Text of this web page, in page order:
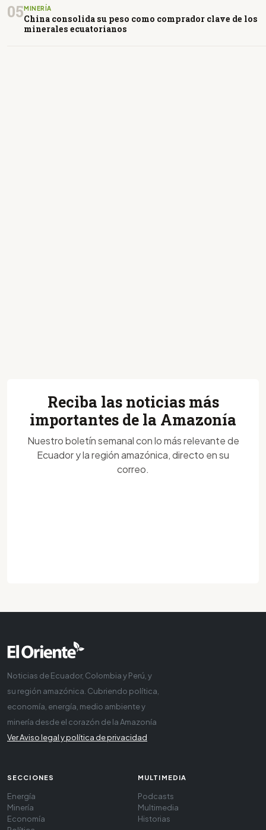
05 MINERÍA
China consolida su peso como comprador clave de los
minerales ecuatorianos
Reciba las noticias más
importantes de la Amazonía
Nuestro boletín semanal con lo más relevante de
Ecuador y la región amazónica, directo en su
correo.
Noticias de Ecuador, Colombia y Perú, y
su región amazónica. Cubriendo política,
economía, energía, medio ambiente y
minería desde el corazón de la Amazonía
Ver Aviso legal y política de privacidad
SECCIONES
Energía
Minería
Economía
MULTIMEDIA
Podcasts
Multimedia
Historias